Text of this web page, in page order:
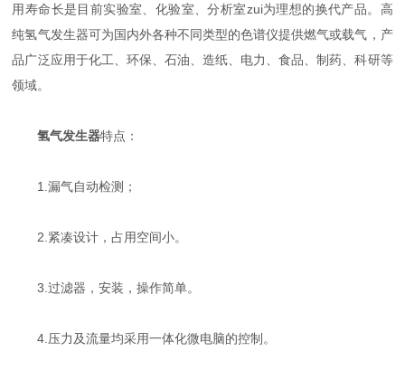
用寿命长是目前实验室、化验室、分析室zui为理想的换代产品。高
纯氢气发生器可为国内外各种不同类型的色谱仪提供燃气或载气，产
品广泛应用于化工、环保、石油、造纸、电力、食品、制药、科研等
领域。
氢气发生器特点：
1.漏气自动检测；
2.紧凑设计，占用空间小。
3.过滤器，安装，操作简单。
4.压力及流量均采用一体化微电脑的控制。